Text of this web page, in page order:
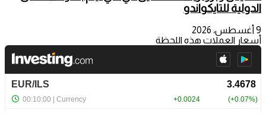
الدولية للتايكواندو
9 أغسطس، 2026
أسعار العملات هذه اللحظة